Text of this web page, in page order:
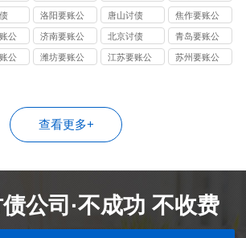
公司
司
洛阳要账公
司
唐山讨债
焦作要账公
司
公
济南要账公
司
北京讨债
青岛要账公
司
公
潍坊要账公
江苏要账公
苏州要账公
查看更多+
公司·不成功 不收费